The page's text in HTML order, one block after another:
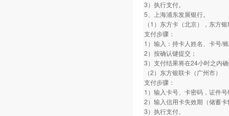
3）执行支付。
5、上海浦东发展银行。
（1）东方卡（北京），东方
支付步骤：
1）输入：持卡人姓名、卡号/
2）按确认键提交；
3）支付结果将在24小时之内
（2）东方银联卡（广州市）
支付步骤：
1）输入卡号、卡密码，证件
2）输入信用卡失效期（储蓄
3）执行支付。